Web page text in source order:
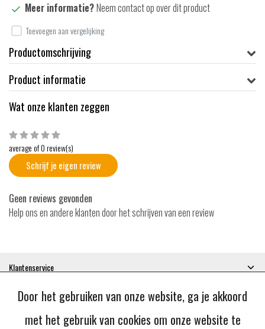
Meer informatie?Neem contact op over dit product
Toevoegen aan vergelijking
Productomschrijving
Product informatie
Wat onze klanten zeggen
average of 0 review(s)
Schrijf je eigen review
Geen reviews gevonden
Help ons en andere klanten door het schrijven van een review
Klantenservice
Categorieën
Contactgegevens
Door het gebruiken van onze website, ga je akkoord
met het gebruik van cookies om onze website te